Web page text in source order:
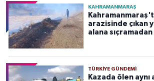
KAHRAMANMARAŞ
arazisinde çıkan
alana
TÜRKIYE GÜNDEMI
Kazada ölen